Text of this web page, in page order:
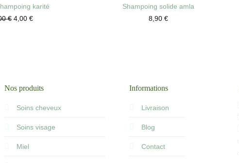
karité
€ 4,00 €
Shampoing solide amla
8,90 €
Nos produits
Soins cheveux
Soins visage
Miel
Informations
Livraison
Blog
Contact